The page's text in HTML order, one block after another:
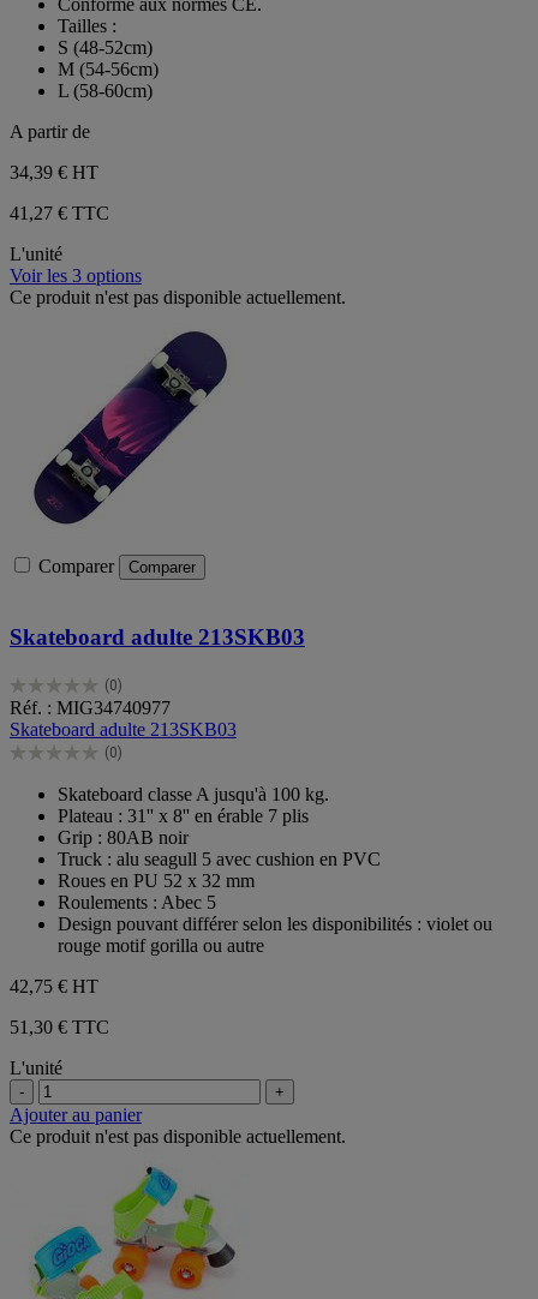
Conforme aux normes CE.
Tailles :
S (48-52cm)
M (54-56cm)
L (58-60cm)
A partir de
34,39 € HT
41,27 € TTC
L'unité
Voir les 3 options
Ce produit n'est pas disponible actuellement.
Comparer Comparer
Skateboard adulte 213SKB03
(0)
0.0
sur
5
étoiles.
Réf. : MIG34740977
Skateboard adulte 213SKB03
(0)
0.0
étoiles.
Skateboard classe A jusqu'à 100 kg.
Plateau : 31'' x 8'' en érable 7 plis
Grip : 80AB noir
Truck : alu seagull 5 avec cushion en PVC
Roues en PU 52 x 32 mm
Roulements : Abec 5
Design pouvant différer selon les disponibilités : violet ou
rouge motif gorilla ou autre
42,75 € HT
51,30 € TTC
L'unité
- +
Ajouter au panier
Ce produit n'est pas disponible actuellement.